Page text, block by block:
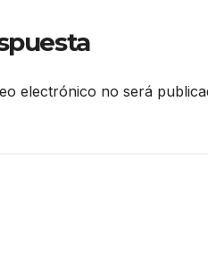
electrónico no será